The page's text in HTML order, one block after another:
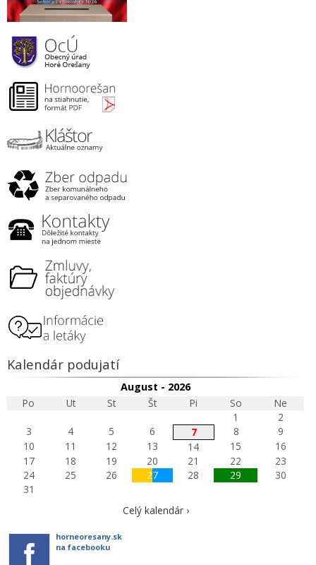
Kalendár podujatí
August - 2026
Po
Ut St Št Pi So
Ne
1
2
3
4 5 6 7 8
9
10
11 12 13 14 15
16
17
18 19 20 21 22
23
24
25 26 27 28 29
30
31
Celý kalendár ›
horneoresany.sk
na facebooku